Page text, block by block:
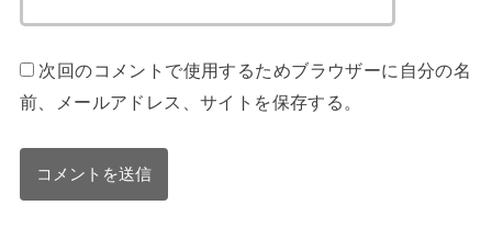
次回のコメントで使用するためブラウザーに自分の名
前、メールアドレス、サイトを保存する。